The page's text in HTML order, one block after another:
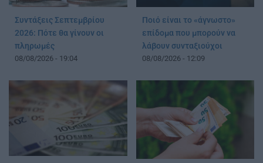
Συντάξεις Σεπτεμβρίου
2026: Πότε θα γίνουν οι
πληρωμές
08/08/2026 - 19:04
Ποιό είναι το «άγνωστο»
επίδομα που μπορούν να
λάβουν συνταξιούχοι
08/08/2026 - 12:09